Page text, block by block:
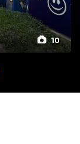
10